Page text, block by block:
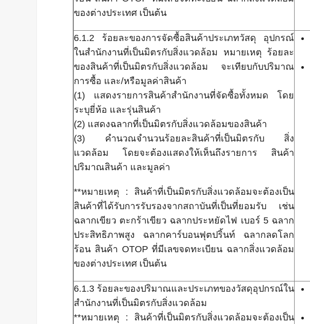
ของต่างประเทศ เป็นต้น
6.1.2 ร้อยละของการจัดซื้อสินค้าประเภทวัสดุ อุปกรณ์
ในสำนักงานที่เป็นมิตรกับสิ่งแวดล้อม หมายเหตุ ร้อยละ
ของสินค้าที่เป็นมิตรกับสิ่งแวดล้อม จะเทียบกับปริมาณ
การซื้อ และ/หรือมูลค่าสินค้า
(1) แสดงรายการสินค้าสำนักงานที่จัดซื้อทั้งหมด โดย
ระบุยี่ห้อ และรุ่นสินค้า
(2) แสดงฉลากที่เป็นมิตรกับสิ่งแวดล้อมของสินค้า
(3) คำนวณจำนวนร้อยละสินค้าที่เป็นมิตรกับ สิ่ง
แวดล้อม โดยจะต้องแสดงให้เห็นถึงรายการ สินค้า
ปริมาณสินค้า และมูลค่า
**หมายเหตุ : สินค้าที่เป็นมิตรกับสิ่งแวดล้อมจะต้องเป็น
สินค้าที่ได้รับการรับรองจากสถาบันที่เป็นที่ยอมรับ เช่น
ฉลากเขียว ตะกร้าเขียว ฉลากประหยัดไฟ เบอร์ 5 ฉลาก
ประสิทธิภาพสูง ฉลากคาร์บอนฟุตปริ้นท์ ฉลากลดโลก
ร้อน สินค้า OTOP ที่มีเลขจดทะเบียน ฉลากสิ่งแวดล้อม
ของต่างประเทศ เป็นต้น
6.1.3 ร้อยละของปริมาณและประเภทของวัสดุอุปกรณ์ใน
สำนักงานที่เป็นมิตรกับสิ่งแวดล้อม
**หมายเหตุ : สินค้าที่เป็นมิตรกับสิ่งแวดล้อมจะต้องเป็น